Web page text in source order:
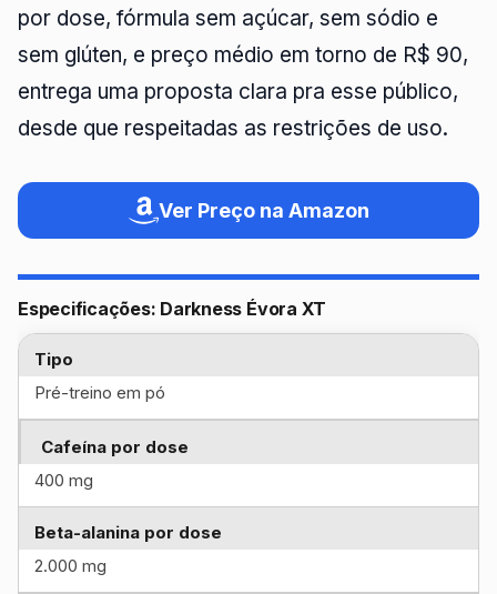
por dose, fórmula sem açúcar, sem sódio e
sem glúten, e preço médio em torno de R$ 90,
entrega uma proposta clara pra esse público,
desde que respeitadas as restrições de uso.
Ver Preço na Amazon
Especificações: Darkness Évora XT
Tipo
Pré-treino em pó
Cafeína por dose
400 mg
Beta-alanina por dose
2.000 mg